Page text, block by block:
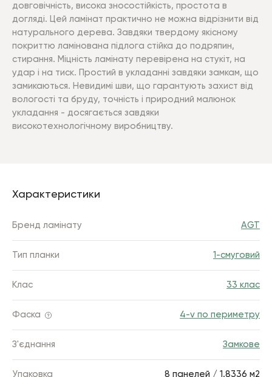
довговічність, висока зносостійкість, простота в
догляді. Цей ламінат практично не можна відрізнити від
натурального дерева. Завдяки твердому якісному
покриттю ламінована підлога стійка до подряпин,
стирання. Міцність ламінату перевірена на стукіт, на
удар і на тиск. Простий в укладанні завдяки замкам, що
замикаються. Невидимі шви, що гарантують захист від
вологості та бруду, точність і природний малюнок
укладання - досягається завдяки
високотехнологічному виробництву.
Характеристики
Бренд ламінату AGT
Тип планки 1-смуговий
Клас 33 клас
Фаска 4-v по периметру
З'єднання Замкове
Упаковка 8 панелей / 1.8336 м2